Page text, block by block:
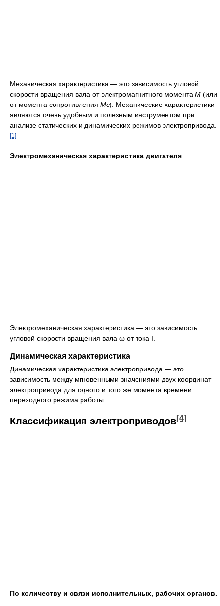
Механическая характеристика — это зависимость угловой
скорости вращения вала от электромагнитного момента M (или
от момента сопротивления Mc). Механические характеристики
являются очень удобным и полезным инструментом при
анализе статических и динамических режимов электропривода.
[1]
Электромеханическая характеристика двигателя
Электромеханическая характеристика — это зависимость
угловой скорости вращения вала ω от тока I.
Динамическая характеристика
Динамическая характеристика электропривода — это
зависимость между мгновенными значениями двух координат
электропривода для одного и того же момента времени
переходного режима работы.
Классификация электроприводов[4]
По количеству и связи исполнительных, рабочих органов.